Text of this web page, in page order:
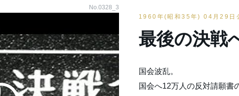
No.0328_3
1960年(昭和35年) 04月29日
最後の決戦
国会波乱。
国会へ12万人の反対請願書